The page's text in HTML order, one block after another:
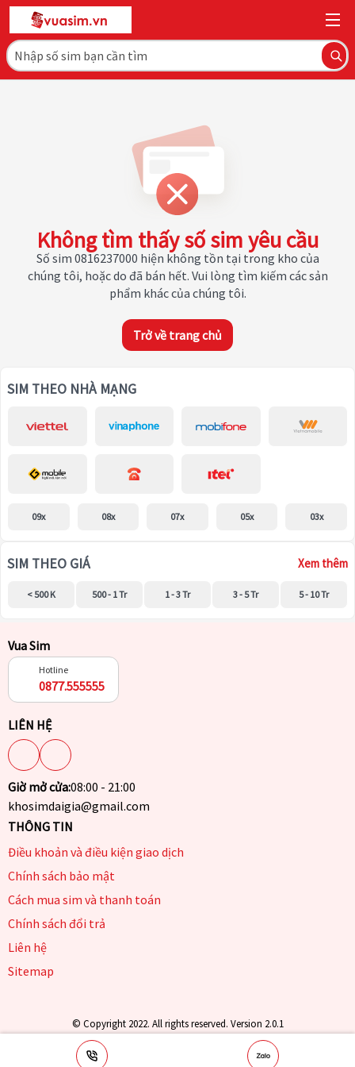
Không tìm thấy số sim yêu cầu
Số sim 0816237000 hiện không tồn tại trong kho của
chúng tôi, hoặc do đã bán hết. Vui lòng tìm kiếm các sản
phẩm khác của chúng tôi.
Trở về trang chủ
SIM THEO NHÀ MẠNG
09x 08x 07x 05x 03x
SIM THEO GIÁ Xem thêm
< 500 K 500 - 1 Tr 1 - 3 Tr 3 - 5 Tr 5 - 10 Tr
Vua Sim
Hotline
0877.555555
LIÊN HỆ
Giờ mở cửa:08:00 - 21:00
khosimdaigia@gmail.com
THÔNG TIN
Điều khoản và điều kiện giao dịch
Chính sách bảo mật
Cách mua sim và thanh toán
Chính sách đổi trả
Liên hệ
Sitemap
© Copyright 2022. All rights reserved. Version 2.0.1